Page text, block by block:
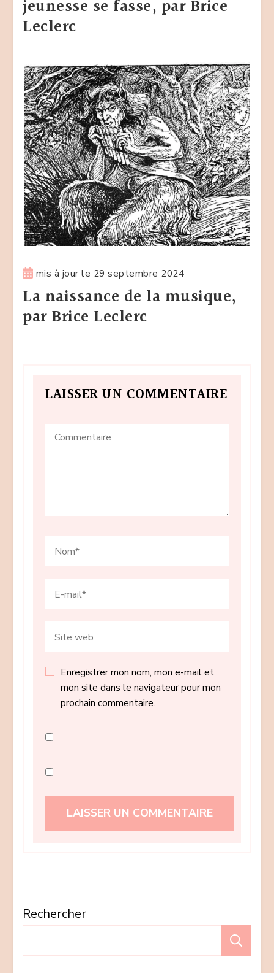
jeunesse se fasse, par Brice
Leclerc
mis à jour le 29 septembre 2024
La naissance de la musique,
par Brice Leclerc
LAISSER UN COMMENTAIRE
Enregistrer mon nom, mon e-mail et
mon site dans le navigateur pour mon
prochain commentaire.
Rechercher